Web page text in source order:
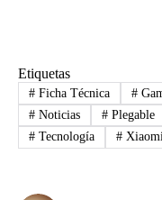
Etiquetas
#Ficha Técnica #
#Noticias #Plegable
#Tecnología #